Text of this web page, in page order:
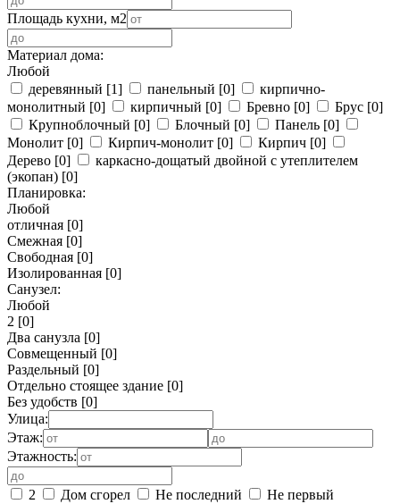
Площадь кухни, м2
Материал дома:
Любой
деревянный [1] панельный [0]
кирпично-
монолитный [0] кирпичный [0] Бревно [0] Брус [0]
Крупноблочный [0] Блочный [0] Панель [0]
Монолит [0] Кирпич-монолит [0] Кирпич [0]
Дерево [0]
каркасно-дощатый двойной с утеплителем
(экопан) [0]
Планировка:
Любой
отличная [0]
Смежная [0]
Свободная [0]
Изолированная [0]
Санузел:
Любой
2 [0]
Два санузла [0]
Совмещенный [0]
Раздельный [0]
Отдельно стоящее здание [0]
Без удобств [0]
Улица:
Этаж:
Этажность:
2 Дом сгорел Не последний
Не первый